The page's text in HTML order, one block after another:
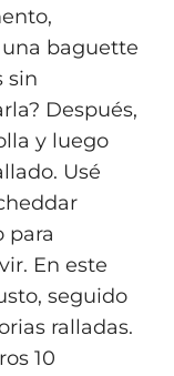
baguette
sin
Después,
y luego
Usé
para
En este
seguido
ralladas.
10